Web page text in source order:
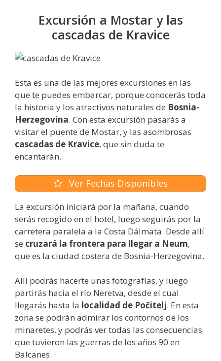
Excursión a Mostar y las
cascadas de Kravice
Esta es una de las mejores excursiones en las
que te puedes embarcar, porque conocerás toda
la historia y los atractivos naturales de Bosnia-
Herzegovina. Con esta excursión pasarás a
visitar el puente de Mostar, y las asombrosas
cascadas de Kravice, que sin duda te
encantarán.
Ver Fechas Disponibles
La excursión iniciará por la mañana, cuando
serás recogido en el hotel, luego seguirás por la
carretera paralela a la Costa Dálmata. Desde allí
se cruzará la frontera para llegar a Neum,
que es la ciudad costera de Bosnia-Herzegovina.
Allí podrás hacerte unas fotografías, y luego
partirás hacia el río Neretva, desde el cual
llegarás hasta la localidad de Počitelj. En esta
zona se podrán admirar los contornos de los
minaretes, y podrás ver todas las consecuencias
que tuvieron las guerras de los años 90 en
Balcanes.